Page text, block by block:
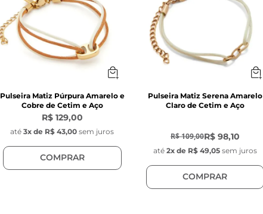
Pulseira Matiz Púrpura Amarelo e
Cobre de Cetim e Aço
R$ 129,00
até 3x de R$ 43,00 sem juros
COMPRAR
Pulseira Matiz Serena Amarelo
Claro de Cetim e Aço
R$ 109,00R$ 98,10
até 2x de R$ 49,05 sem juros
COMPRAR